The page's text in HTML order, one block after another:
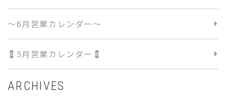
〜6月営業カレンダー〜
💈5月営業カレンダー💈
ARCHIVES